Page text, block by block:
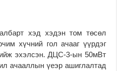
хэд хэдэн том төсөл
хүчний гол ачааг үүрдэг
эхэлсэн. ДЦС-3-ын 50мВт
ачааллын үеэр ашиглалтад